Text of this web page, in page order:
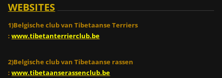
WEBSITES
1)Belgische club van Tibetaanse Terriers
:www.tibetanterrierclub.be
2)Belgische club van Tibetaanse rassen
: www.tibetaanserassenclub.be